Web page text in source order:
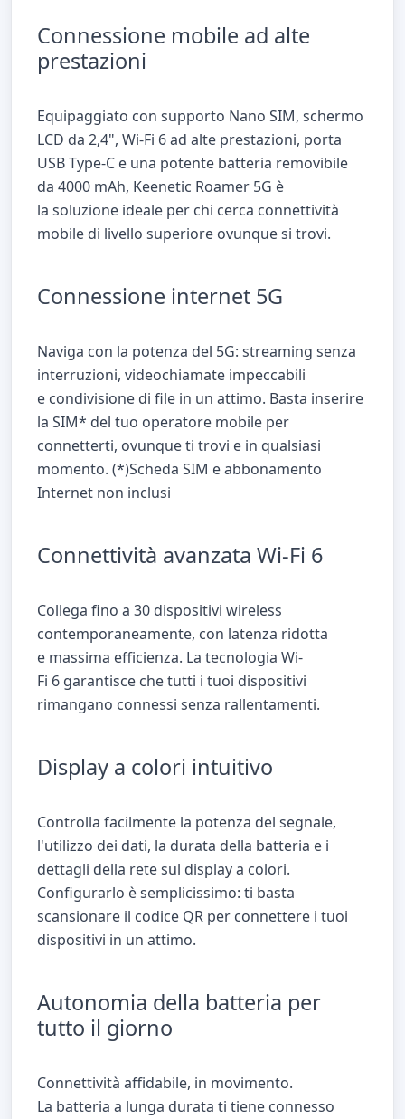
Connessione mobile ad alte
prestazioni
Equipaggiato con supporto Nano SIM, schermo
LCD da 2,4", Wi-Fi 6 ad alte prestazioni, porta
USBType-C e una potente batteria removibile
da 4000 mAh, Keenetic Roamer 5G è
la soluzione ideale per chi cerca connettività
mobile di livello superiore ovunque si trovi.
Connessione internet 5G
Naviga con la potenza del 5G: streaming senza
interruzioni, videochiamate impeccabili
e condivisione di file in un attimo. Basta inserire
la SIM* del tuo operatore mobile per
connetterti, ovunque ti trovi e in qualsiasi
momento. (*)Scheda SIM e abbonamento
Internet non inclusi
Connettività avanzata Wi-Fi 6
Collega fino a 30 dispositivi wireless
contemporaneamente, con latenza ridotta
e massima efficienza. La tecnologia Wi-
Fi 6 garantisce che tutti i tuoi dispositivi
rimangano connessi senza rallentamenti.
Display a colori intuitivo
Controlla facilmente la potenza del segnale,
l'utilizzo dei dati, la durata della batteria e i
dettagli della rete sul display a colori.
Configurarlo è semplicissimo: ti basta
scansionare il codice QR per connettere i tuoi
dispositivi in un attimo.
Autonomia della batteria per
tutto il giorno
Connettività affidabile, in movimento.
La batteria a lunga durata ti tiene connesso